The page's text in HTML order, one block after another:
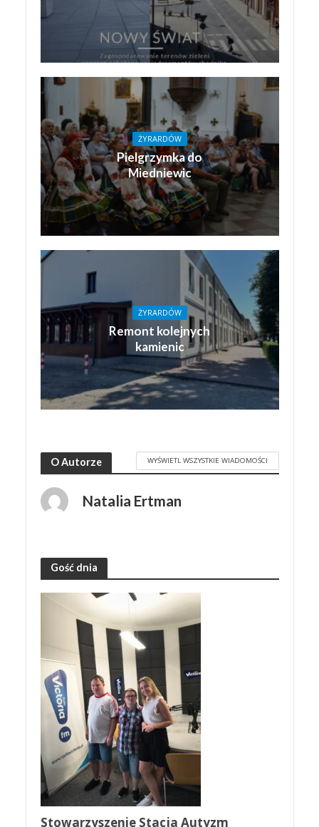
ŻYRARDÓW
Pielgrzymka do
Miedniewic
ŻYRARDÓW
Remont kolejnych
kamienic
O Autorze WYŚWIETL WSZYSTKIE WIADOMOŚCI
Natalia Ertman
Gość dnia
Stowarzyszenie Stacja Autyzm